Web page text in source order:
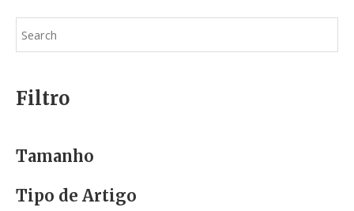
Filtro
Tamanho
Tipo de Artigo